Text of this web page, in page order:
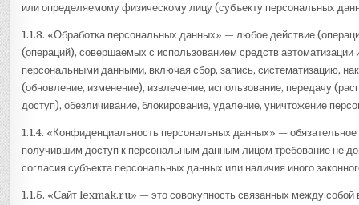
или определяемому физическому лицу (субъекту персональных
1.1.3. «Обработка персональных данных» — любое действие
(операций), совершаемых с использованием средств автоматизации
персональными данными, включая сбор, запись, систематизацию,
(обновление, изменение), извлечение, использование, передачу
доступ), обезличивание, блокирование, удаление, уничтожение
1.1.4. «Конфиденциальность персональных данных» —
получившим доступ к персональным данным лицом требование не
согласия субъекта персональных данных или наличия иного
1.1.5. «Сайт lexmak.ru» — это совокупность связанных между собой